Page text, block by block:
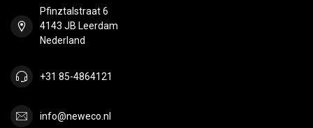
Pfinztalstraat 6
4143 JB Leerdam
Nederland
+31 85-4864121
info@neweco.nl